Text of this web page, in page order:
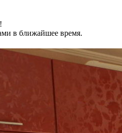
в ближайшее время.